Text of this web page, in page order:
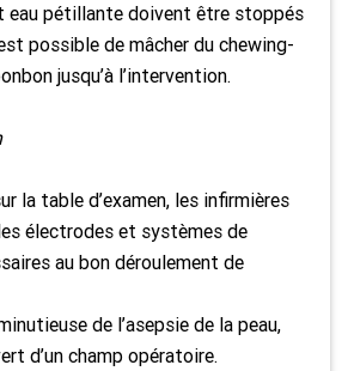
eau pétillante doivent être stoppés
possible de mâcher du chewing-
jusqu’à l’intervention.
la table d’examen, les infirmières
électrodes et systèmes de
au bon déroulement de
de l’asepsie de la peau,
d’un champ opératoire.